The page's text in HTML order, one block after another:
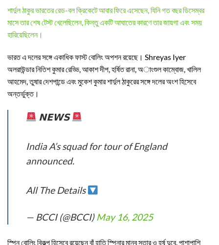
শার্দুল ঠাকুর ভারতের রেড-বল ক্রিকেটে আবার ফিরে এসেছেন, যিনি গত বছর ডিসেম্বর
মাসে তার শেষ টেস্ট খেলেছিলেন, কিন্তু একটি আঘাতের কারণে তার জায়গা এবং সময়
হারিয়েছিলেন।
ভারত এ দলের সঙ্গে একাধিক ফাস্ট বোলিং অপশন রয়েছে। Shreyas Iyer
অলরাউন্ডার নিতিশ কুমার রেড্ডি, আকাশ দীপ, হর্ষিত রানা, অাংশুল কাম্বোজ, খালিল
আহমেদ, তুষার দেশপান্ডে এবং মুকেশ কুমার শার্দুল ঠাকুরের সঙ্গে দলের অংশ হিসেবে
অন্তর্ভুক্ত।
𝗡𝗘𝗪𝗦
India A’s squad for tour of England
announced.
All The Details
— BCCI (@BCCI) May 16, 2025
স্পিন বোলিং বিকল্প হিসেবে রয়েছেন বাঁ হাতি স্পিনার মানব সুতার ও হর্ষ দুবে, পাশাপাশি